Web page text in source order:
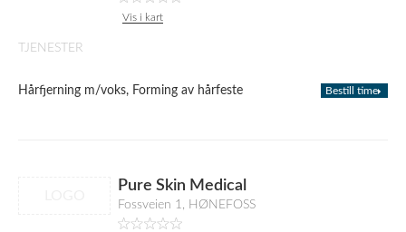
Vis i kart
TJENESTER
Hårfjerning m/voks, Forming av hårfeste Bestill time
Pure Skin Medical
Fossveien 1, HØNEFOSS